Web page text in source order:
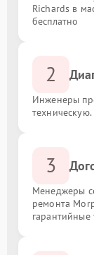
Richards в
бесплатно
2
Инженеры
3
Менеджеры
ремонта
гарантийные